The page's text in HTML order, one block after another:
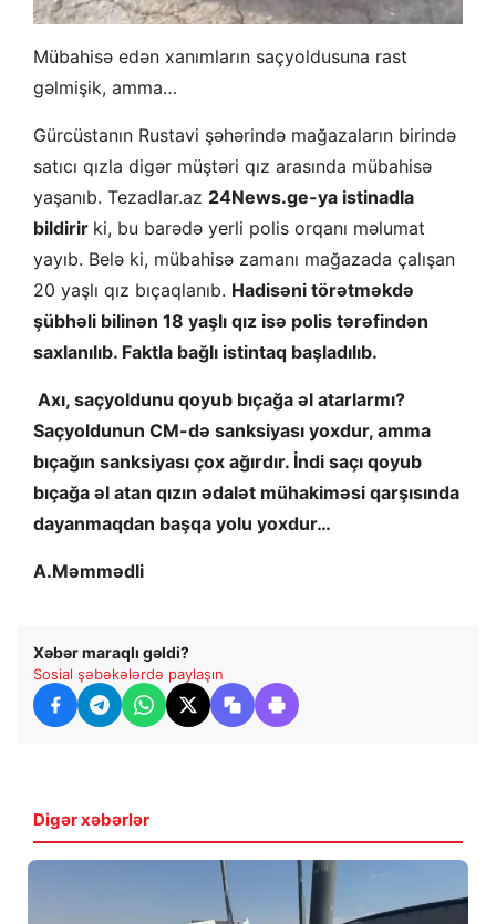
Mübahisə edən xanımların saçyoldusuna rast
gəlmişik, amma…
Gürcüstanın Rustavi şəhərində mağazaların birində
satıcı qızla digər müştəri qız arasında mübahisə
yaşanıb. Tezadlar.az 24News.ge-ya istinadla
bildirir ki, bu barədə yerli polis orqanı məlumat
yayıb. Belə ki, mübahisə zamanı mağazada çalışan
20 yaşlı qız bıçaqlanıb. Hadisəni törətməkdə
şübhəli bilinən 18 yaşlı qız isə polis tərəfindən
saxlanılıb. Faktla bağlı istintaq başladılıb.
Axı, saçyoldunu qoyub bıçağa əl atarlarmı?
Saçyoldunun CM-də sanksiyası yoxdur, amma
bıçağın sanksiyası çox ağırdır. İndi saçı qoyub
bıçağa əl atan qızın ədalət mühakiməsi qarşısında
dayanmaqdan başqa yolu yoxdur…
A.Məmmədli
Xəbər maraqlı gəldi?
Sosial şəbəkələrdə paylaşın
Digər xəbərlər